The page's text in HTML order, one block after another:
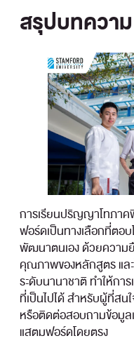
สรุปบทความ
การเรียนปริญญาโทภา
ฟอร์ดเป็นทางเลือกที่ตอ
พัฒนาตนเอง ด้วยความ
คุณภาพของหลักสูตร แล
ระดับนานาชาติ ทำให้กา
ที่เป็นไปได้ สำหรับผู้ที่สน
หรือติดต่อสอบถามข้อมู
แสตมฟอร์ดโดยตรง